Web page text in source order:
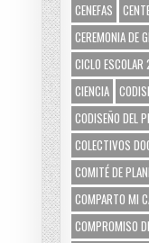
CENEFAS
CEREMONIA DE
CICLO
CIENCIA
CODISEÑO DEL
COLECTIVOS
COMITÉ DE
COMPARTO MI
COMPROMISO